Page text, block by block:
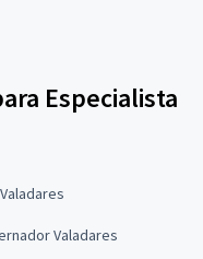
Especialista
Valadares